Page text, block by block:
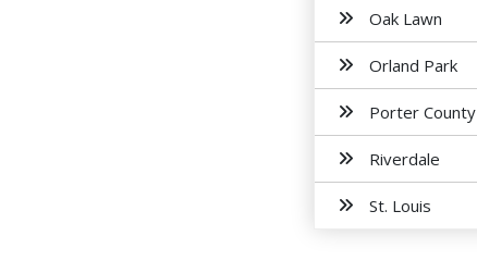
Oak Lawn
Orland Park
Porter County
Riverdale
St. Louis